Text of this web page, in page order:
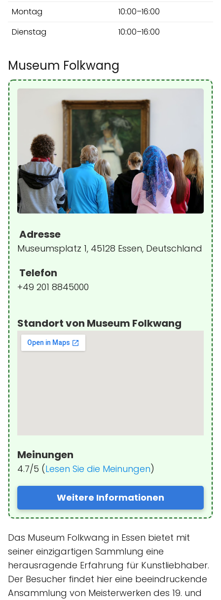
Montag
10:00–16:00
Dienstag
10:00–16:00
Museum Folkwang
Adresse
Museumsplatz 1, 45128 Essen, Deutschland
Telefon
+49 201 8845000
Standort von Museum Folkwang
Meinungen
4.7/5 (Lesen Sie die Meinungen)
Weitere Informationen
Das Museum Folkwang in Essen bietet mit
seiner einzigartigen Sammlung eine
herausragende Erfahrung für Kunstliebhaber.
Der Besucher findet hier eine beeindruckende
Ansammlung von Meisterwerken des 19. und